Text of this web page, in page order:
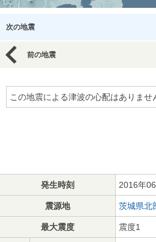
次の地震
前の地震
この地震による津波の心配はありませ
発生時刻 2016年
震源地 茨城県北
最大震度 震度1